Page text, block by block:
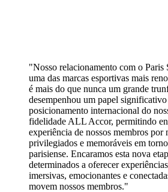
"Nosso relacionamento com o Paris
uma das marcas esportivas mais
é mais do que nunca um grande
desempenhou um papel
posicionamento internacional do
fidelidade ALL Accor, permitindo
experiência de nossos membros por
privilegiados e memoráveis em
parisiense. Encaramos esta nova
determinados a oferecer
imersivas, emocionantes e
movem nossos membros."